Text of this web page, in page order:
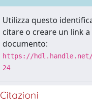
Utilizza questo
citare o creare un link
documento:
https://hdl.handle.net/
24
Citazioni